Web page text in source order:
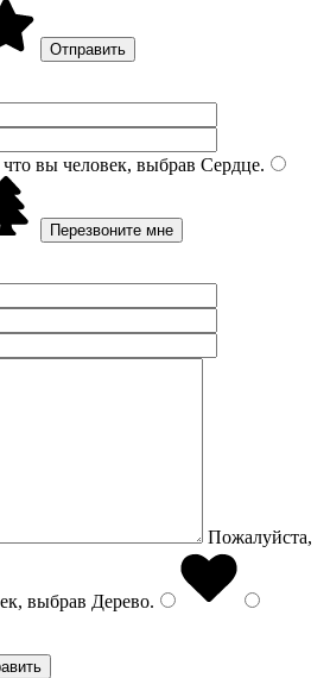
вы человек, выбрав Сердце.
Пожалуйста,
выбрав Дерево.